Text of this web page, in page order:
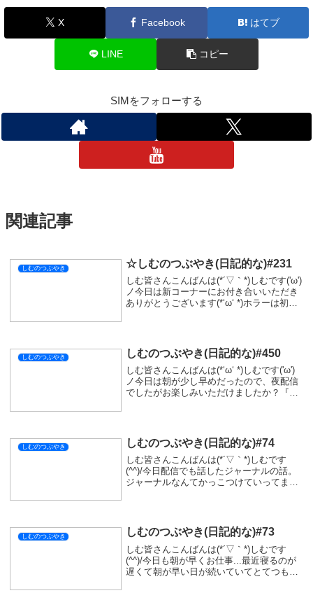
X Facebook はてブ
LINE コピー
SIMをフォローする
関連記事
しむのつぶやき ☆しむのつぶやき(日記的な)#231
しむ皆さんこんばんは(*´▽｀*)しむです('ω')
ノ今日は新コーナーにお付き合いいただき
ありがとうございます(*‘ω‘ *)ホラーは初め
しむのつぶやき しむのつぶやき(日記的な)#450
しむ皆さんこんばんは(*‘ω‘ *)しむです('ω')
ノ今日は朝が少し早めだったので、夜配信
でしたがお楽しみいただけましたか？『ダ
しむのつぶやき しむのつぶやき(日記的な)#74
しむ皆さんこんばんは(*´▽｀*)しむです
(^^)/今日配信でも話したジャーナルの話。
ジャーナルなんてかっこつけていってます
必...
しむのつぶやき しむのつぶやき(日記的な)#73
しむ皆さんこんばんは(*´▽｀*)しむです
(^^)/今日も朝が早くお仕事...最近寝るのが
遅くて朝が早い日が続いていてとてつもな